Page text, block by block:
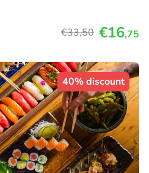
€33,50 €16,75
40% discount